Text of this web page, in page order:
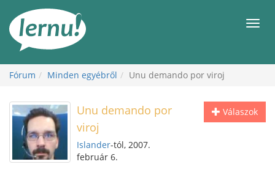
Fórum Minden egyébről Unu demando por viroj
Válaszok
Unu demando por
viroj
Islander-tól, 2007.
február 6.